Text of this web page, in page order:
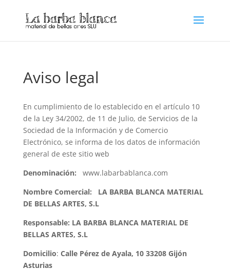
Aviso legal
En cumplimiento de lo establecido en el artículo 10
de la Ley 34/2002, de 11 de Julio, de Servicios de la
Sociedad de la Información y de Comercio
Electrónico, se informa de los datos de información
general de este sitio web
Denominación: www.labarbablanca.com
Nombre Comercial: LA BARBA BLANCA MATERIAL
DE BELLAS ARTES, S.L
Responsable: LA BARBA BLANCA MATERIAL DE
BELLAS ARTES, S.L
Domicilio: Calle Pérez de Ayala, 10 33208 Gijón
Asturias